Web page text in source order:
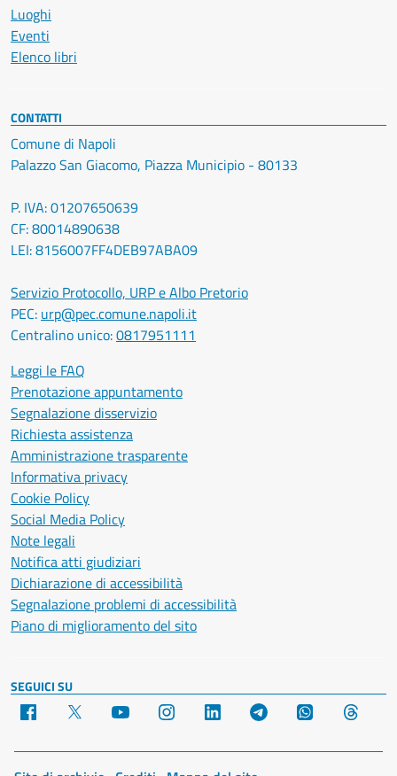
Luoghi
Eventi
Elenco libri
CONTATTI
Comune di Napoli
Palazzo San Giacomo, Piazza Municipio - 80133
P. IVA: 01207650639
CF: 80014890638
LEI: 8156007FF4DEB97ABA09
Servizio Protocollo, URP e Albo Pretorio
PEC: urp@pec.comune.napoli.it
Centralino unico:0817951111
Leggi le FAQ
Prenotazione appuntamento
Segnalazione disservizio
Richiesta assistenza
Amministrazione trasparente
Informativa privacy
Cookie Policy
Social Media Policy
Note legali
Notifica atti giudiziari
Dichiarazione di accessibilità
Segnalazione problemi di accessibilità
Piano di miglioramento del sito
SEGUICI SU
Facebook YouTube Instagram LinkedIn Telegram WhatsApp